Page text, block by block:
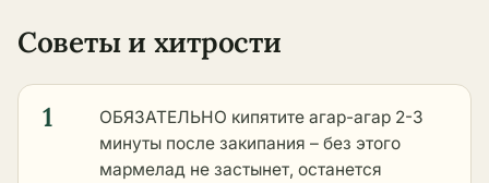
Советы и хитрости
1
ОБЯЗАТЕЛЬНО кипятите агар-агар 2-3
минуты после закипания – без этого
мармелад не застынет, останется